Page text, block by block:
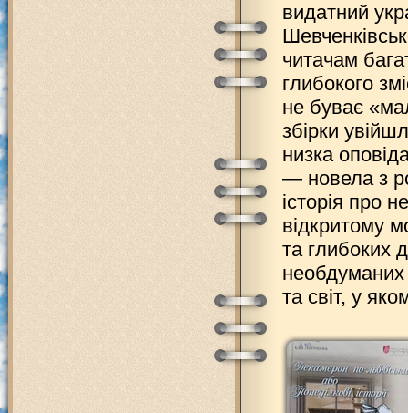
видатний
читачам
глибокого
не буває
збірки
низка
— новела з
історія про
відкритому
та глибоких
необдуманих
та світ, у